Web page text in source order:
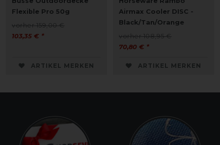
Flexible Pro 50g
vorher 159,00 €
103,35 € *
ARTIKEL MERKEN
Airmax Cooler DISC -
Black/Tan/Orange
vorher 108,95 €
70,80 € *
ARTIKEL MERKEN